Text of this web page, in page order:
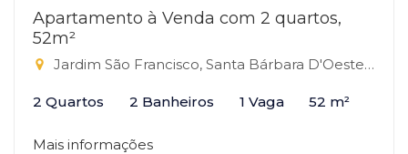
Apartamento à Venda com 2 quartos,
52m²
Jardim São Francisco, Santa Bárbara D'Oeste-SP
2 Quartos 2 Banheiros 1 Vaga 52 m²
Mais informações